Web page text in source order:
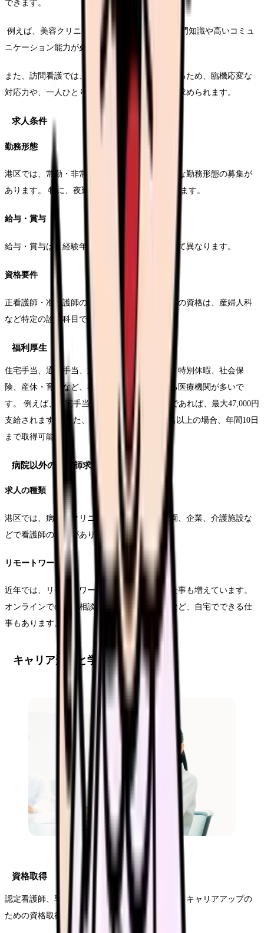
できます。
例えば、美容クリニックでは、美容に関する専門知識や高いコミュ
ニケーション能力が必要とされます。
また、訪問看護では、利用者様の自宅を訪問するため、臨機応変な
対応力や、一人ひとりに合わせた丁寧なケアが求められます。
求人条件
勤務形態
港区では、常勤・非常勤・夜勤専従など、様々な勤務形態の募集が
あります。 特に、夜勤専従の求人が多く見られます。
給与・賞与
給与・賞与は、経験年数や資格、勤務先によって異なります。
資格要件
正看護師・准看護師の資格は必須です。助産師の資格は、産婦人科
など特定の診療科目で求められます。
福利厚生
住宅手当、通勤手当、退職金制度、有給休暇、特別休暇、社会保
険、産休・育休など、福利厚生は充実している医療機関が多いで
す。 例えば、住宅手当は家賃の57,000円以上であれば、最大47,000円
支給されます。 また、育児休暇は、子供が2名以上の場合、年間10日
まで取得可能です。
病院以外の看護師求人
求人の種類
港区では、病院やクリニック以外にも、保育園、企業、介護施設な
どで看護師の求人があります。
リモートワーク
近年では、リモートワークでできる看護師の仕事も増えています。
オンラインでの健康相談や、医療情報の提供など、自宅でできる仕
事もあります。
キャリア形成と学び
資格取得
認定看護師、専門看護師、保健師、助産師など、キャリアアップの
ための資格取得を支援する制度があります。